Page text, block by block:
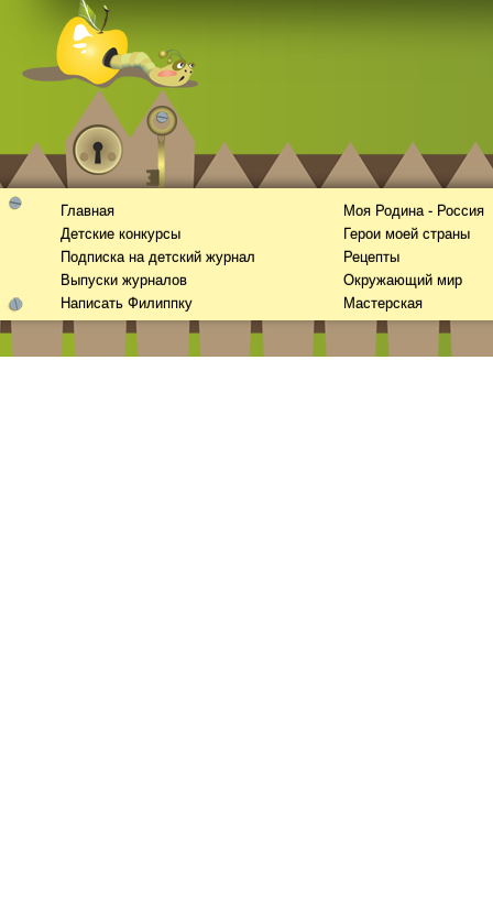
Главная
Детские конкурсы
Подписка на детский журнал
Выпуски журналов
Написать Филиппку
Моя Родина - Россия
Герои моей страны
Рецепты
Окружающий мир
Мастерская
Смотреть видео365 онлайн